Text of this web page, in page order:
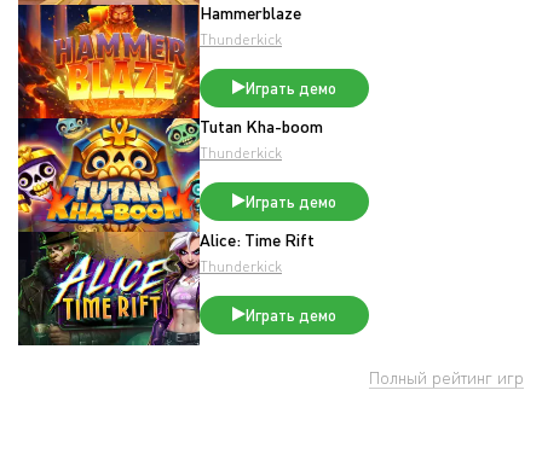
Hammerblaze
Thunderkick
Играть демо
Tutan Kha-boom
Thunderkick
Играть демо
Alice: Time Rift
Thunderkick
Играть демо
Полный рейтинг игр